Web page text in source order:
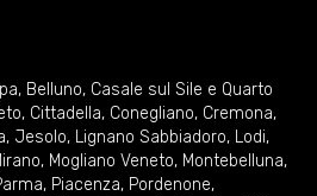
, Belluno, Casale sul Sile e Quarto
, Cittadella, Conegliano, Cremona,
, Jesolo, Lignano Sabbiadoro, Lodi,
, Mogliano Veneto, Montebelluna,
, Piacenza, Pordenone,